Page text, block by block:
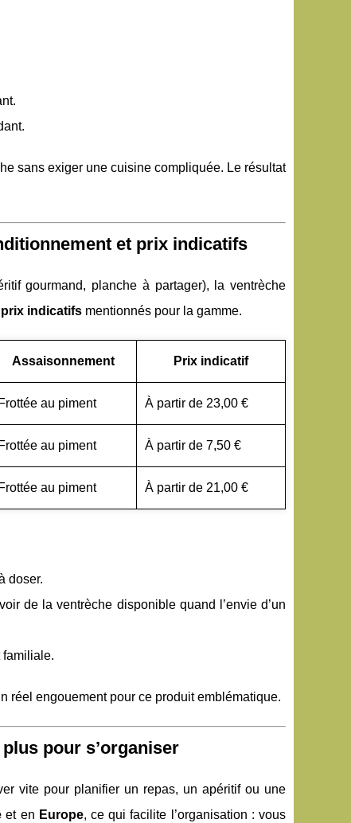
sans exiger une cuisine compliquée. Le résultat
et prix indicatifs
gourmand, planche à partager), la ventrèche
prix indicatifs mentionnés pour la gamme.
Assaisonnement Prix indicatif
Frottée au piment À partir de 23,00 €
Frottée au piment À partir de 7,50 €
Frottée au piment À partir de 21,00 €
doser.
de la ventrèche disponible quand l’envie d’un
familiale.
réel engouement pour ce produit emblématique.
pour s’organiser
vite pour planifier un repas, un apéritif ou une
et en Europe, ce qui facilite l’organisation : vous